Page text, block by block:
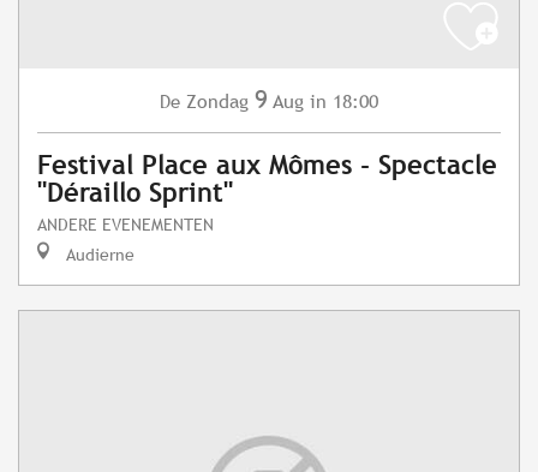
De Zondag 9 Aug in 18:00
Festival Place aux Mômes - Spectacle
"Déraillo Sprint"
ANDERE EVENEMENTEN
Audierne